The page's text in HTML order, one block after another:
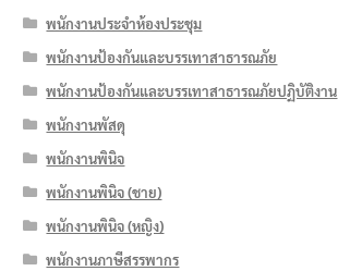
พนักงานประจำห้องประชุม
พนักงานป้องกันและบรรเทาสาธารณภัย
พนักงานป้องกันและบรรเทาสาธารณภัยปฏิบัติงาน
พนักงานพัสดุ
พนักงานพินิจ
พนักงานพินิจ (ชาย)
พนักงานพินิจ (หญิง)
พนักงานภาษีสรรพากร